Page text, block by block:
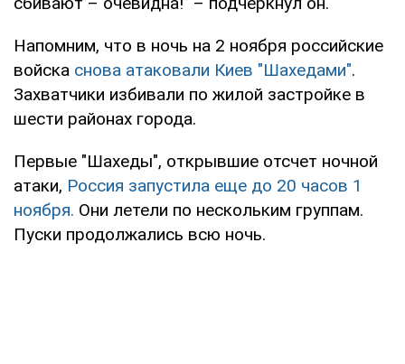
Напомним, что в ночь на 2 ноября российские
войска снова атаковали Киев "Шахедами".
Захватчики избивали по жилой застройке в
шести районах города.
Первые "Шахеды", открывшие отсчет ночной
атаки, Россия запустила еще до 20 часов 1
ноября. Они летели по нескольким группам.
Пуски продолжались всю ночь.